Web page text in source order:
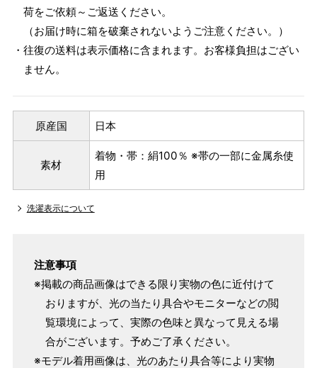
荷をご依頼～ご返送ください。
（お届け時に箱を破棄されないようご注意ください。）
・往復の送料は表示価格に含まれます。お客様負担はござい
ません。
原産国 日本
素材
着物・帯：絹100％ ※帯の一部に金属糸使
用
洗濯表示について
注意事項
※掲載の商品画像はできる限り実物の色に近付けて
おりますが、光の当たり具合やモニターなどの閲
覧環境によって、実際の色味と異なって見える場
合がございます。予めご了承ください。
※モデル着用画像は、光のあたり具合等により実物